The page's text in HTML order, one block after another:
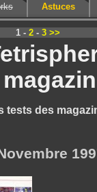
Astuces
1 - 2 - 3 >>
tests des